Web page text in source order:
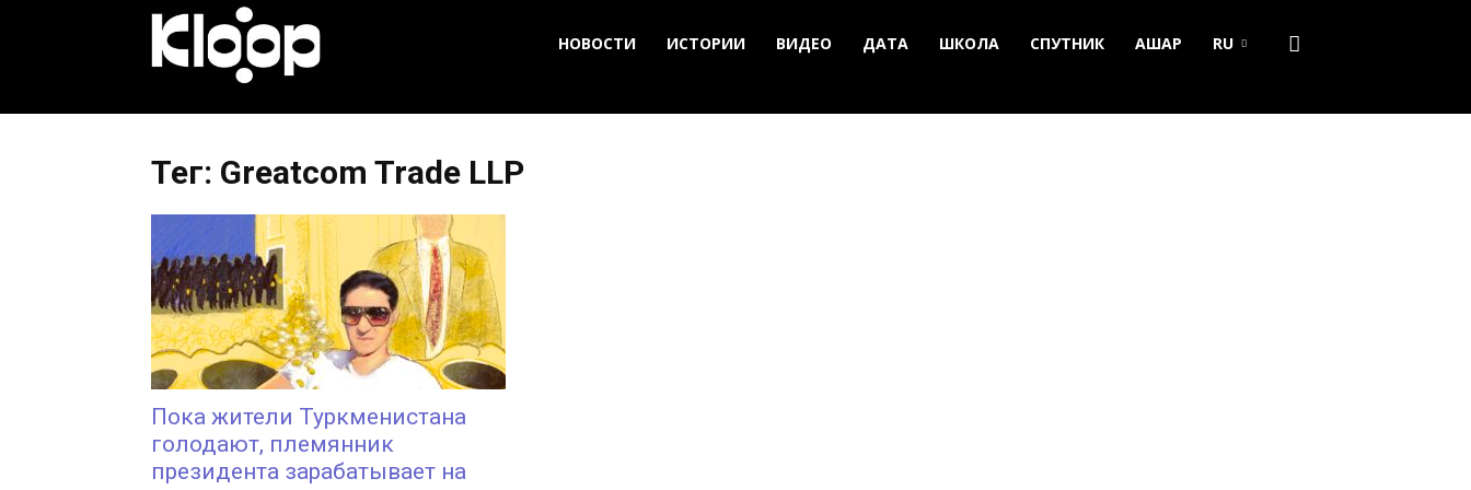
Новости
Кыргызстана
НОВОСТИ ИСТОРИИ ВИДЕО ДАТА ШКОЛА СПУТНИК АШАР RU
Тег: Greatcom Trade LLP
Пока жители Туркменистана
голодают, племянник
президента зарабатывает на